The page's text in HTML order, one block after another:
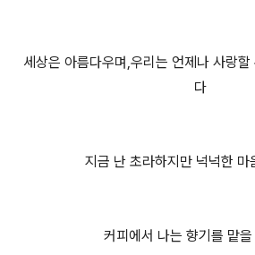
세상은 아름다우며,우리는 언제나 사랑
다
지금 난 초라하지만 넉넉한 마
커피에서 나는 향기를 맡